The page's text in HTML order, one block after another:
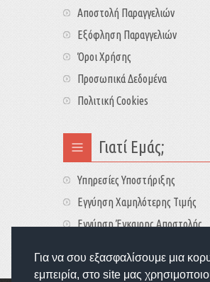
Για να σου εξασφαλίσουμε μια
εμπειρία, στο site μας
Αποστολή Παραγγελιών
Εξόφληση Παραγγελιών
Όροι Χρήσης
Προσωπικά Δεδομένα
Πολιτική Cookies
Γιατί Εμάς;
Υπηρεσίες Υποστήριξης
Εγγύηση Χαμηλότερης Τιμής
Εγγύηση Έγκαιρης Αποστολής